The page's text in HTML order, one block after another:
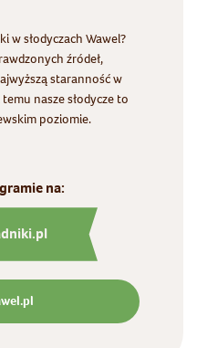
w słodyczach Wawel?
źródeł,
staranność w
nasze słodycze to
poziomie.
na: